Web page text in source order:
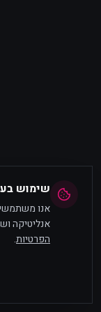
שימוש
אנו
אנליטיקה
הפרטיות.